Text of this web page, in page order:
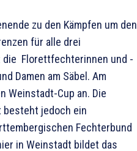
zu den Kämpfen um den
für alle drei
die Florettfechterinnen und -
Damen am Säbel. Am
Weinstadt-Cup an. Die
besteht jedoch ein
Fechterbund
in Weinstadt bildet das